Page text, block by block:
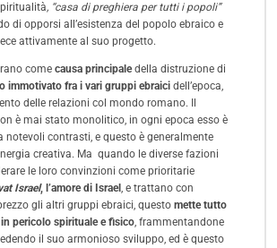
, “casa di preghiera per tutti i popoli”
di opporsi all’esistenza del popolo ebraico e
attivamente al suo progetto.
come causa principaledella distruzione di
immotivato fra i vari gruppi ebraici dell’epoca,
delle relazioni col mondo romano. Il
è mai stato monolitico, in ogni epoca esso è
notevoli contrasti, e questo è generalmente
creativa. Ma quando le diverse fazioni
le loro convinzioni come prioritarie
Israel, l’amore di Israel, e trattano con
gli altri gruppi ebraici, questo mette tutto
pericolo spirituale e fisico, frammentandone
il suo armonioso sviluppo, ed è questo